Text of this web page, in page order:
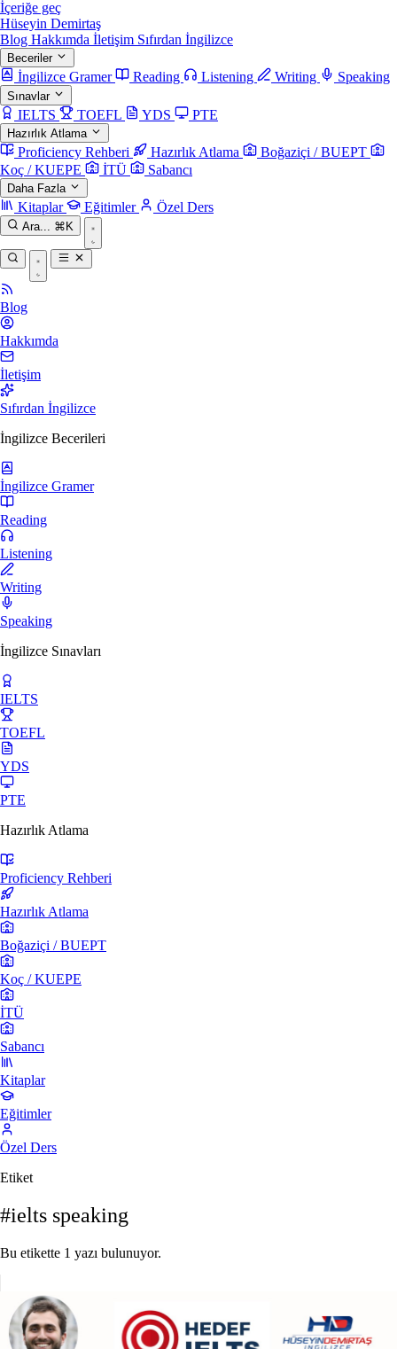
İçeriğe geç
Hüseyin Demirtaş
Blog Hakkımda İletişim Sıfırdan İngilizce
Beceriler
İngilizce Gramer Reading Listening Writing Speaking
Sınavlar
IELTS TOEFL YDS PTE
Hazırlık Atlama
Proficiency Rehberi Hazırlık Atlama
Boğaziçi / BUEPT
Koç / KUEPE
İTÜ Sabancı
Daha Fazla
Kitaplar Eğitimler Özel Ders
Ara... ⌘K
Blog
Hakkımda
İletişim
Sıfırdan İngilizce
İngilizce Becerileri
İngilizce Gramer
Reading
Listening
Writing
Speaking
İngilizce Sınavları
IELTS
TOEFL
YDS
PTE
Hazırlık Atlama
Proficiency Rehberi
Hazırlık Atlama
Boğaziçi / BUEPT
Koç / KUEPE
İTÜ
Sabancı
Kitaplar
Eğitimler
Özel Ders
Etiket
#ielts speaking
Bu etikette 1 yazı bulunuyor.